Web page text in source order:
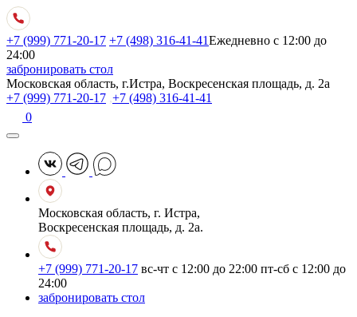
+7 (999) 771-20-17 +7 (498) 316-41-41Ежедневно с 12:00 до
24:00
забронировать стол
Московская область, г.Истра, Воскресенская площадь, д. 2а
+7 (999) 771-20-17 ,+7 (498) 316-41-41
0
Московская область, г. Истра,
Воскресенская площадь, д. 2а.
+7 (999) 771-20-17 вс-чт с 12:00 до 22:00 пт-сб с 12:00 до
24:00
забронировать стол